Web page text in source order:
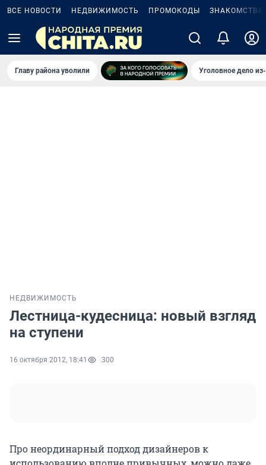
ВСЕ НОВОСТИ НЕДВИЖИМОСТЬ ПРОМОКОДЫ ЗНАКОМСТВА
Главу района уволили Уголовное дело
НЕДВИЖИМОСТЬ
Лестница-кудесница: новый взгляд
на ступени
16 октября 2012, 18:41 300
Про неординарный подход дизайнеров к